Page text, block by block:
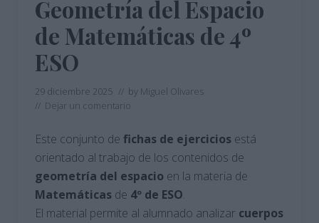
Geometría del Espacio
de Matemáticas de 4º
ESO
29 diciembre 2025 // by Miguel Olivares
// Dejar un comentario
Este conjunto de fichas de ejercicios está
orientado al trabajo de los contenidos de
geometría del espacio en la materia de
Matemáticas de 4º de ESO.
El material permite al alumnado analizar cuerpos